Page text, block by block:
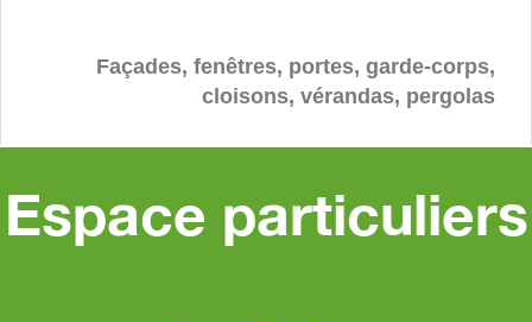
Façades, fenêtres, portes, garde-corps,
cloisons, vérandas, pergolas
Espace particuliers